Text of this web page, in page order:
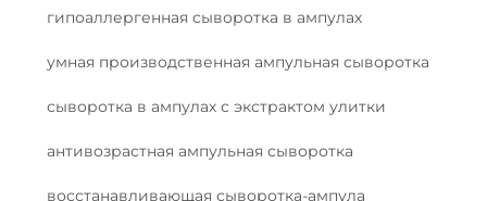
гипоаллергенная сыворотка в ампулах
умная производственная ампульная сыворотка
сыворотка в ампулах с экстрактом улитки
антивозрастная ампульная сыворотка
восстанавливающая сыворотка-ампула